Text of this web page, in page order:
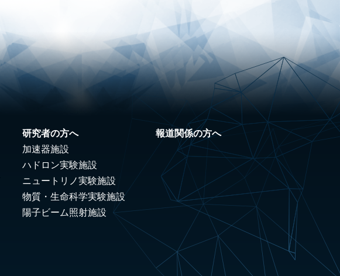
研究者の方へ
加速器施設
ハドロン実験施設
ニュートリノ実験施設
物質・生命科学実験施設
陽子ビーム照射施設
報道関係の方へ